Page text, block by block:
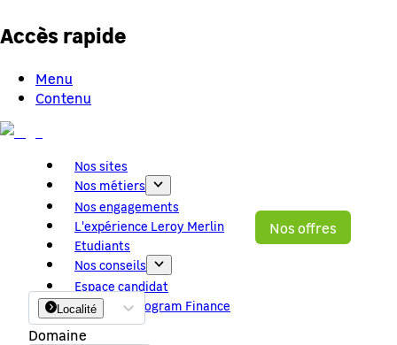
Accès rapide
Menu
Contenu
Nos sites
Nos métiers
Nos engagements
L'expérience Leroy Merlin
Etudiants
Nos conseils
Espace candidat
Graduate Program Finance
Nos offres
Mot clé, métier
Localité
Localité
Domaine